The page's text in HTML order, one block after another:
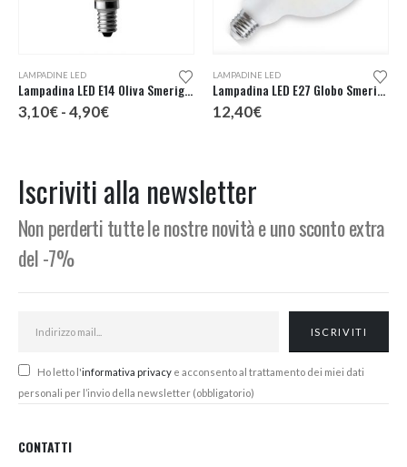
LAMPADINE LED
Lampadina LED E14 Oliva Smerigliata
3,10€ - 4,90€Fascia
a
4,90€
LAMPADINE LED
Lampadina LED E27 Globo Smerigliata D.125
12,40€
Iscriviti alla newsletter
Non perderti tutte le nostre novità e uno sconto extra
del -7%
Ho letto l'informativa privacy e acconsento al trattamento dei miei dati
personali per l’invio della newsletter (obbligatorio)
CONTATTI